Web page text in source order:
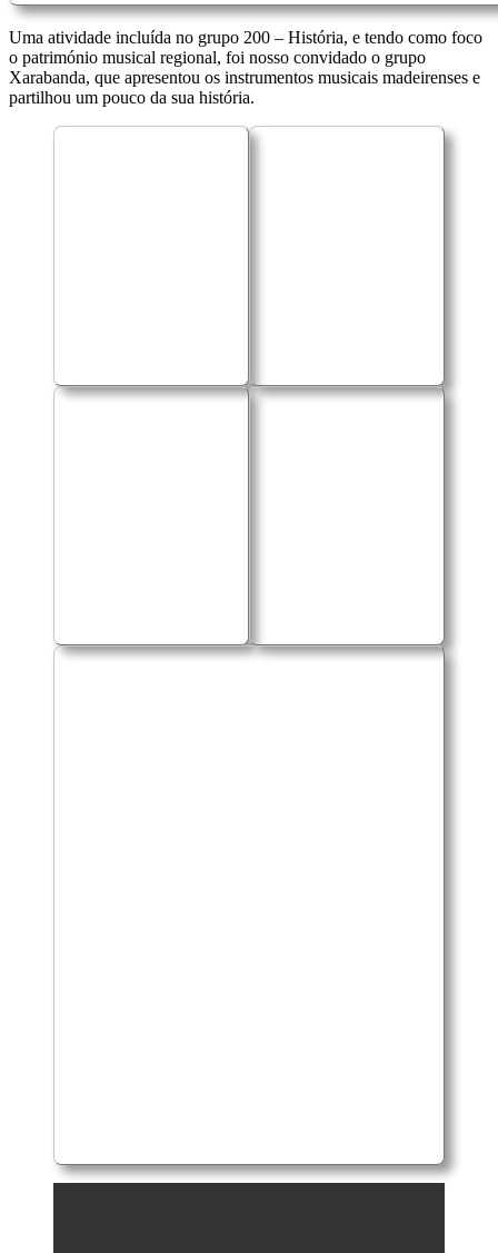
Uma atividade incluída no grupo 200 – História, e tendo como foco
o património musical regional, foi nosso convidado o grupo
Xarabanda, que apresentou os instrumentos musicais madeirenses e
partilhou um pouco da sua história.